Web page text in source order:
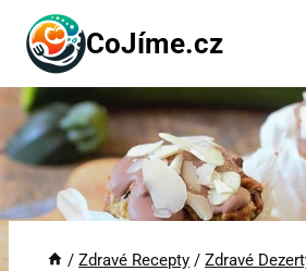
Přeskočit
obsah
CoJíme.cz
/ Zdravé Recepty / Zdravé